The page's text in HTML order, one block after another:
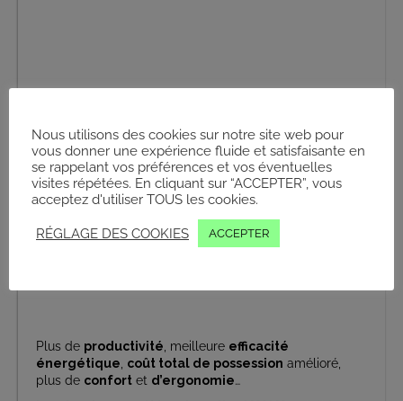
Plus de productivité, meilleure efficacité
énergétique, coût total de possession amélioré,
plus de confort et d’ergonomie…
Nous utilisons des cookies sur notre site web pour
vous donner une expérience fluide et satisfaisante en
se rappelant vos préférences et vos éventuelles
visites répétées. En cliquant sur “ACCEPTER”, vous
acceptez d'utiliser TOUS les cookies.
RÉGLAGE DES COOKIES ACCEPTER